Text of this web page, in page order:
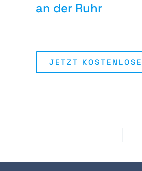
an der Ruhr
JETZT